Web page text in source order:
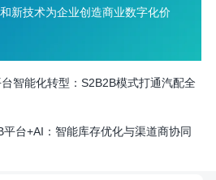
新技术为企业创造商业数字化价
智能化转型：S2B2B模式打通汽配全
台+AI：智能库存优化与渠道商协同